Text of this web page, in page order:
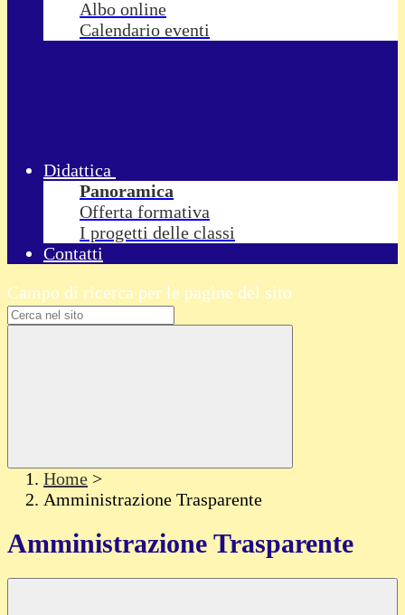
Albo online
Calendario eventi
Didattica
Panoramica
Offerta formativa
I progetti delle classi
Contatti
Campo di ricerca per le pagine del sito
Home >
Amministrazione Trasparente
Amministrazione Trasparente